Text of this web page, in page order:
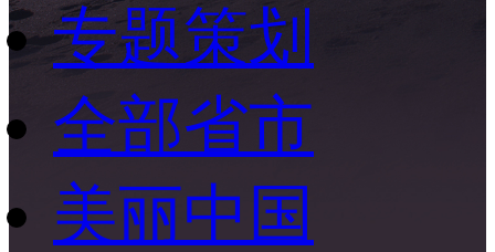
体育 直播 竞猜 2026年世界杯
VIP会员 CCTV奥林匹克频道 生活体育大会
财经 教育 乡村振兴 生态环境
大国智造 大国展会 大国保险
专题策划
全部省市
美丽中国